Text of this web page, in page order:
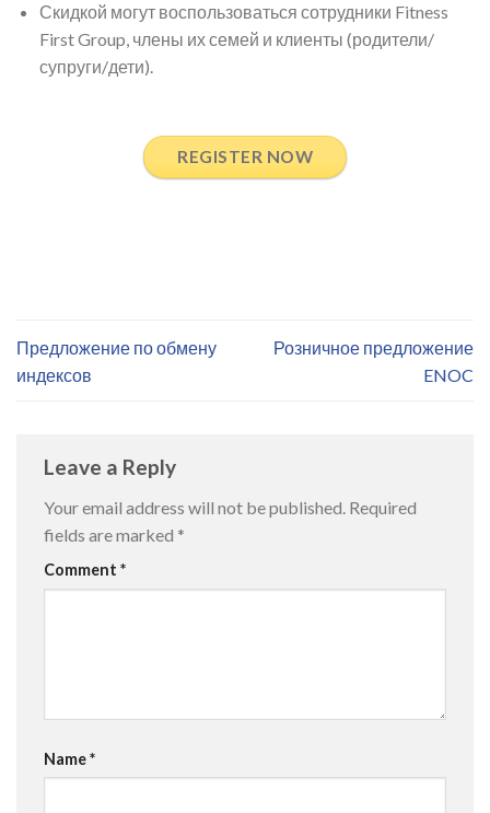
Скидкой могут воспользоваться сотрудники Fitness
First Group, члены их семей и клиенты (родители/
супруги/дети).
REGISTER NOW
Розничное предложение
ENOC
Предложение по обмену
индексов
Leave a Reply
Your email address will not be published. Required
fields are marked *
Comment *
Name*